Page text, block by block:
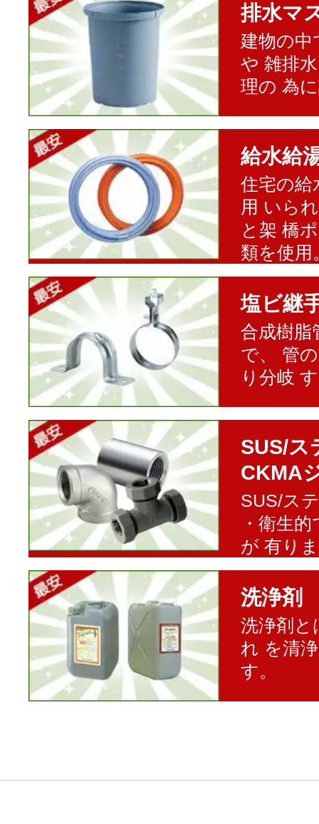
排水マ
建物の中
や 雑排
理の 為
給水給
住宅の給
用 いら
と架 橋
類を使用
塩ビ継
合成樹脂
で、 管
り分岐
SUS/ス
CKMA
SUS/ス
・衛生
が 有り
洗浄剤
洗浄剤と
れ を清
す。